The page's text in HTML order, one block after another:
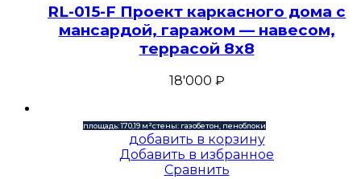
RL-015-F Проект каркасного дома с
мансардой, гаражом — навесом,
террасой 8х8
18'000 ₽
площадь: 170,19 м²стены: газобетон, пеноблоки
добавить в корзину
Добавить в избранное
Сравнить